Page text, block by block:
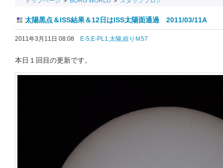
太陽黒点＆ISS結果＆12日はISS太陽面通過 2011/03/11A
2011年3月11日 08:08 E-5,E-PL1,太陽,絞りＭ57
本日１回目の更新です。